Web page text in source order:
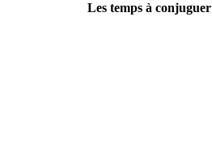
Les temps à conjuguer